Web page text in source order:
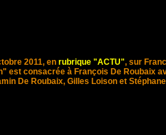
2011, en rubrique "ACTU", sur
est consacrée à François De Roubaix
De Roubaix, Gilles Loison et